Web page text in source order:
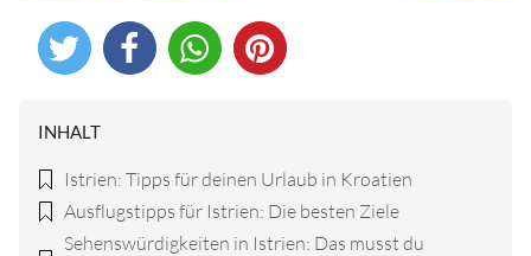
INHALT
Istrien: Tipps für deinen Urlaub in Kroatien
Ausflugstipps für Istrien: Die besten Ziele
Sehenswürdigkeiten in Istrien: Das musst du